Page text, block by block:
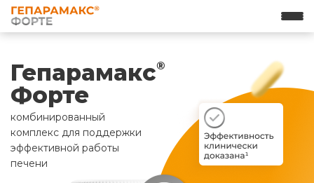
Гепарамакс®
Форте
комбинированный
комплекс для поддержки
эффективной работы
печени